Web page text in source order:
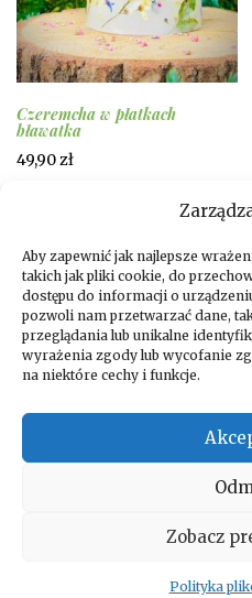
Aby zapewnić jak najlepsze
takich jak pliki cookie, do
dostępu do informacji o
pozwoli nam przetwarzać dane,
przeglądania lub unikalne
wyrażenia zgody lub wycofanie
na niektóre cechy i funkcje.
Zobacz
Polityka
Czeremcha w płatkach
bławatka
49,90zł
DOWIEDZ SIĘ WIĘCEJ